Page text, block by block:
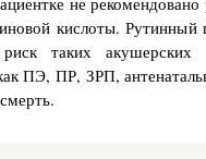
кислоты.
таких акушерских
ПЭ, ПР, ЗРП,